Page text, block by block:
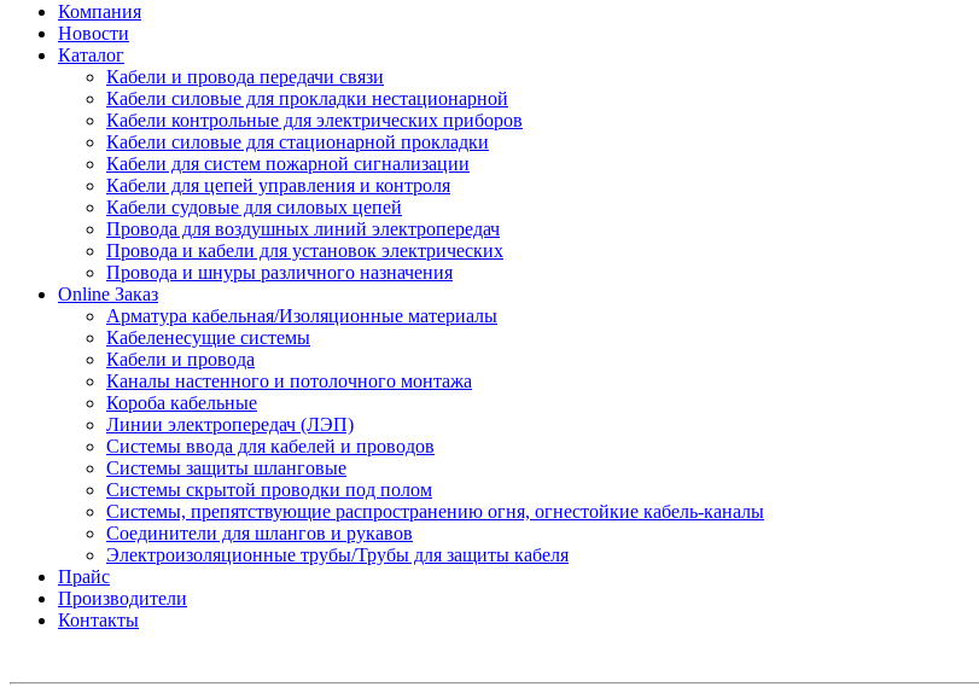
Компания
Новости
Каталог
Кабели и провода передачи связи
Кабели силовые для прокладки нестационарной
Кабели контрольные для электрических приборов
Кабели силовые для стационарной прокладки
Кабели для систем пожарной сигнализации
Кабели для цепей управления и контроля
Кабели судовые для силовых цепей
Провода для воздушных линий электропередач
Провода и кабели для установок электрических
Провода и шнуры различного назначения
Online Заказ
Арматура кабельная/Изоляционные материалы
Кабеленесущие системы
Кабели и провода
Каналы настенного и потолочного монтажа
Короба кабельные
Линии электропередач (ЛЭП)
Системы ввода для кабелей и проводов
Системы защиты шланговые
Системы скрытой проводки под полом
Системы, препятствующие распространению огня, огнестойкие кабель-каналы
Соединители для шлангов и рукавов
Электроизоляционные трубы/Трубы для защиты кабеля
Прайс
Производители
Контакты